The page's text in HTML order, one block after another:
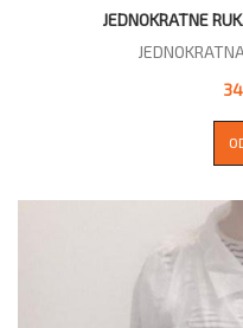
JEDNOKRATNE